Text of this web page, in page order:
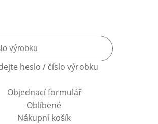
heslo / číslo výrobku
Objednací formulář
Oblíbené
Nákupní košík